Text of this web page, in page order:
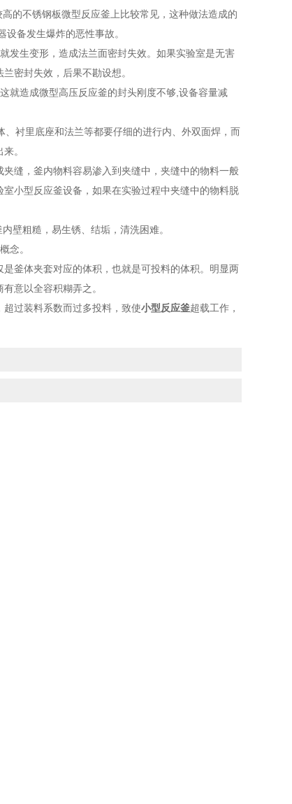
的不锈钢板微型反应釜上比较常见，这种做法造成的
备发生爆炸的恶性事故。
发生变形，造成法兰面密封失效。如果实验室是无害
密封失效，后果不勘设想。
就造成微型高压反应釜的封头刚度不够,设备容量减
衬里底座和法兰等都要仔细的进行内、外双面焊，而
。
缝，釜内物料容易渗入到夹缝中，夹缝中的物料一般
小型反应釜设备，如果在实验过程中夹缝中的物料脱
壁粗糙，易生锈、结垢，清洗困难。
念。
釜体夹套对应的体积，也就是可投料的体积。明显两
意以全容积糊弄之。
过装料系数而过多投料，致使小型反应釜超载工作，